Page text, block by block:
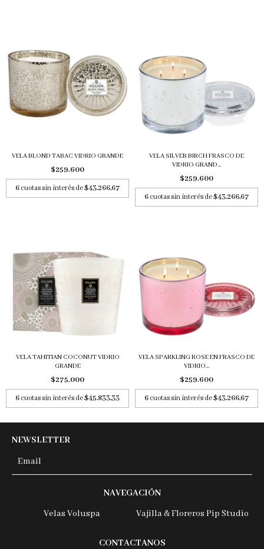
VELA BLOND TABAC VIDRIO GRANDE
$259.600
6 cuotas sin interés de$43.266,67
VELA SILVER BIRCH FRASCO DE
VIDRIO GRAND...
$259.600
6 cuotas sin interés de$43.266,67
VELA TAHITIAN COCONUT VIDRIO
GRANDE
$275.000
6 cuotas sin interés de$45.833,33
VELA SPARKLING ROSE EN FRASCO DE
VIDRIO...
$259.600
6 cuotas sin interés de$43.266,67
NEWSLETTER
NAVEGACIÓN
Velas Voluspa
Vajilla & Floreros Pip Studio
CONTACTANOS